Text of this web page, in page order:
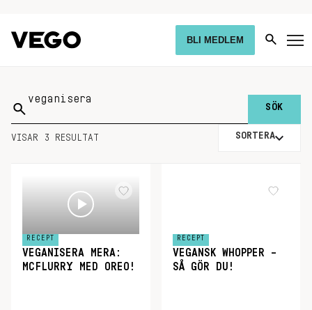
BLI MEDLEM
Sök
på:
VISAR 3 RESULTAT SORTERA
RECEPT
VEGANISERA MERA:
MCFLURRY MED OREO!
RECEPT
VEGANSK WHOPPER –
SÅ GÖR DU!